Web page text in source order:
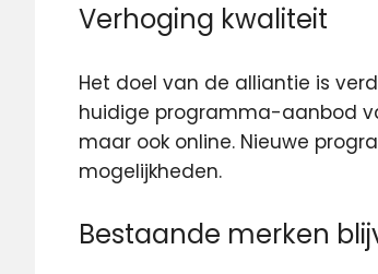
Verhoging kwaliteit
Het doel van de alliantie is
huidige programma-aanbod
maar ook online. Nieuwe
mogelijkheden.
Bestaande merken